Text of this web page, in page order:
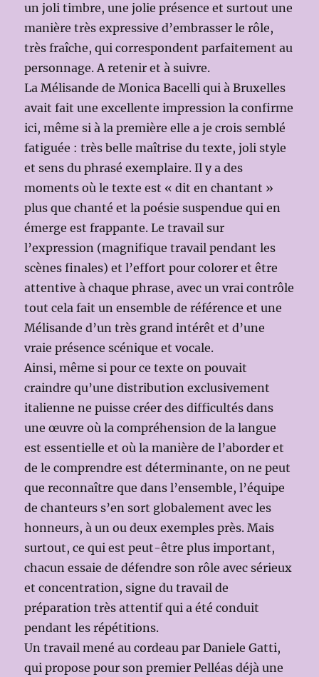
un joli timbre, une jolie présence et surtout une
manière très expressive d’embrasser le rôle,
très fraîche, qui correspondent parfaitement au
personnage. A retenir et à suivre.
La Mélisande de Monica Bacelli qui à Bruxelles
avait fait une excellente impression la confirme
ici, même si à la première elle a je crois semblé
fatiguée : très belle maîtrise du texte, joli style
et sens du phrasé exemplaire. Il y a des
moments où le texte est « dit en chantant »
plus que chanté et la poésie suspendue qui en
émerge est frappante. Le travail sur
l’expression (magnifique travail pendant les
scènes finales) et l’effort pour colorer et être
attentive à chaque phrase, avec un vrai contrôle
tout cela fait un ensemble de référence et une
Mélisande d’un très grand intérêt et d’une
vraie présence scénique et vocale.
Ainsi, même si pour ce texte on pouvait
craindre qu’une distribution exclusivement
italienne ne puisse créer des difficultés dans
une œuvre où la compréhension de la langue
est essentielle et où la manière de l’aborder et
de le comprendre est déterminante, on ne peut
que reconnaître que dans l’ensemble, l’équipe
de chanteurs s’en sort globalement avec les
honneurs, à un ou deux exemples près. Mais
surtout, ce qui est peut-être plus important,
chacun essaie de défendre son rôle avec sérieux
et concentration, signe du travail de
préparation très attentif qui a été conduit
pendant les répétitions.
Un travail mené au cordeau par Daniele Gatti,
qui propose pour son premier Pelléas déjà une